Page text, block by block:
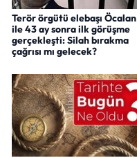
Terör örgütü elebaşı Öcalan
ile 43 ay sonra ilk görüşme
gerçekleşti: Silah bırakma
çağrısı mı gelecek?